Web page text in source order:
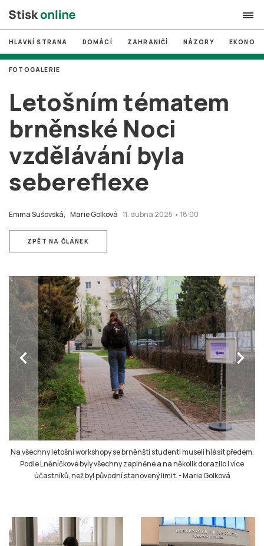
search
# MUNI
Brno
# volby
login PŘIHLÁSIT SE
Zapomněli jste heslo?
HLAVNÍ STRANA DOMÁCÍ ZAHRANIČÍ NÁZORY
Letošním tématem
brněnské Noci
vzdělávání byla
sebereflexe
Emma Sušovská, Marie Golková 11. dubna 2025 • 18:00
FOTOGALERIE
ZPĚT NA ČLÁNEK
chevron_left chevron_right
Na všechny letošní workshopy se brněnští studenti museli hlásit předem.
Podle Lněníčkové byly všechny zaplněné a na několik dorazilo i více
účastníků, než byl původní stanovený limit.-Marie Golková